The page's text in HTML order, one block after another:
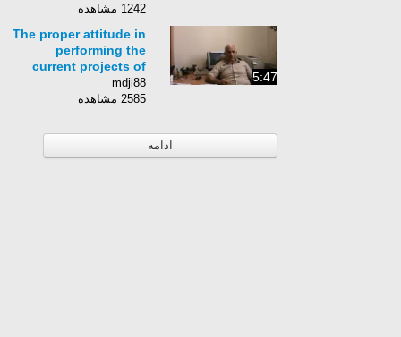
1242 مشاهده
5:47
The proper attitude in
performing the
current projects of
"Asemaan Group" -
by Dr Mashayekhi
mdji88
2585 مشاهده
ادامه